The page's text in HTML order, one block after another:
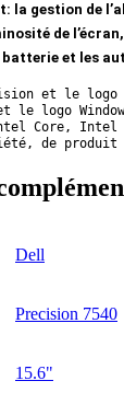
la gestion de
de
et les
et le logo
le logo
Core, Intel
de
Dell
Precision 7540
15.6"